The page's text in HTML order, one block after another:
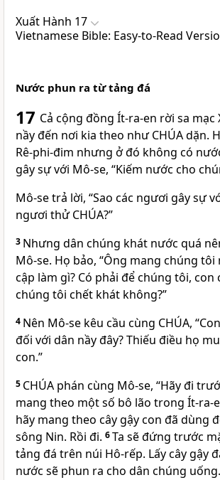
Xuất Hành 17
Vietnamese Bible: Easy-to-Read
Nước phun ra từ tảng đá
17 Cả cộng đồng Ít-ra-en rời sa mạc
nầy đến nơi kia theo như CHÚA dặn.
Rê-phi-đim nhưng ở đó không có
gây sự với Mô-se, “Kiếm nước cho
Mô-se trả lời, “Sao các ngươi gây sự
ngươi thử CHÚA?”
3 Nhưng dân chúng khát nước quá
Mô-se. Họ bảo, “Ông mang chúng tôi
cập làm gì? Có phải để chúng tôi, con
chúng tôi chết khát không?”
4 Nên Mô-se kêu cầu cùng CHÚA,
đối với dân nầy đây? Thiếu điều họ
con.”
5 CHÚA phán cùng Mô-se, “Hãy đi
mang theo một số bô lão trong Ít-ra-
hãy mang theo cây gậy con đã dùng
sông Nin. Rồi đi. 6Ta sẽ đứng trước
tảng đá trên núi Hô-rếp. Lấy cây gậy
nước sẽ phun ra cho dân chúng